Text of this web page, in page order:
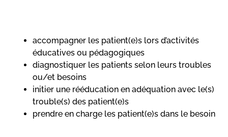
accompagner les patient(e)s lors d’activités
éducatives ou pédagogiques
diagnostiquer les patients selon leurs troubles
ou/et besoins
initier une rééducation en adéquation avec le(s)
trouble(s) des patient(e)s
prendre en charge les patient(e)s dans le besoin